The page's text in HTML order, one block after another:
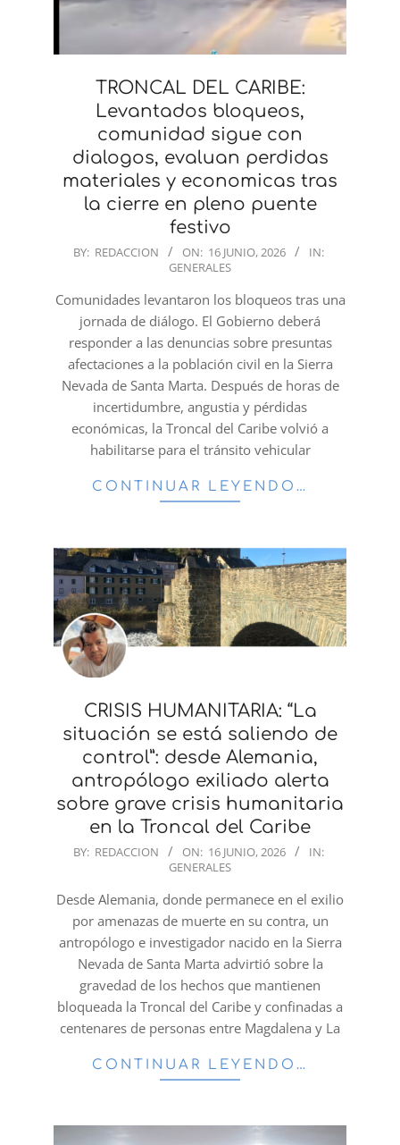
TRONCAL DEL CARIBE:
Levantados bloqueos,
comunidad sigue con
dialogos, evaluan perdidas
materiales y economicas tras
la cierre en pleno puente
festivo
2026-
16
BY: REDACCION ON: 16 JUNIO, 2026
IN:
GENERALES
Comunidades levantaron los bloqueos tras una
jornada de diálogo. El Gobierno deberá
responder a las denuncias sobre presuntas
afectaciones a la población civil en la Sierra
Nevada de Santa Marta. Después de horas de
incertidumbre, angustia y pérdidas
económicas, la Troncal del Caribe volvió a
habilitarse para el tránsito vehicular
CONTINUAR LEYENDO…
CRISIS HUMANITARIA: “La
situación se está saliendo de
control”: desde Alemania,
antropólogo exiliado alerta
sobre grave crisis humanitaria
en la Troncal del Caribe
2026-
16
BY: REDACCION ON: 16 JUNIO, 2026
IN:
GENERALES
Desde Alemania, donde permanece en el exilio
por amenazas de muerte en su contra, un
antropólogo e investigador nacido en la Sierra
Nevada de Santa Marta advirtió sobre la
gravedad de los hechos que mantienen
bloqueada la Troncal del Caribe y confinadas a
centenares de personas entre Magdalena y La
CONTINUAR LEYENDO…